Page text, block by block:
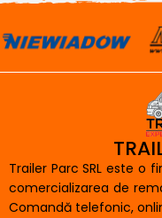
Trailer Parc SRL este o
comercializarea de
Comandă telefonic,